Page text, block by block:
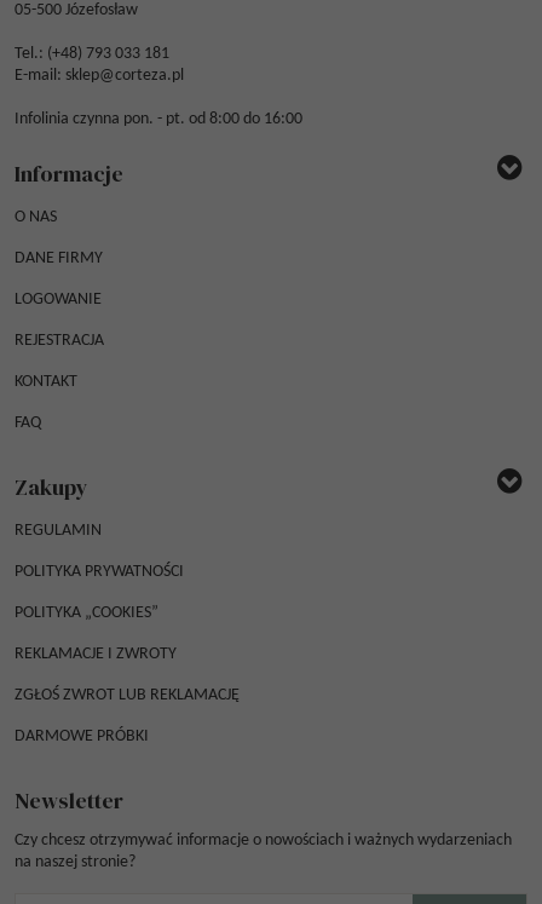
05-500 Józefosław
Tel.: (+48) 793 033 181
E-mail: sklep@corteza.pl
Infolinia czynna pon. - pt. od 8:00 do 16:00
Informacje
O NAS
DANE FIRMY
LOGOWANIE
REJESTRACJA
KONTAKT
FAQ
Zakupy
REGULAMIN
POLITYKA PRYWATNOŚCI
POLITYKA „COOKIES”
REKLAMACJE I ZWROTY
ZGŁOŚ ZWROT LUB REKLAMACJĘ
DARMOWE PRÓBKI
Newsletter
Czy chcesz otrzymywać informacje o nowościach i ważnych wydarzeniach
na naszej stronie?